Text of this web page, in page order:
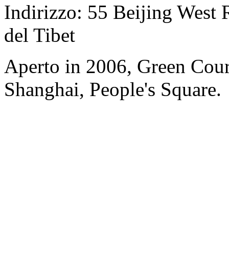
Indirizzo: 55 Beijing West
del Tibet
Aperto in 2006, Green
Shanghai, People's Square.